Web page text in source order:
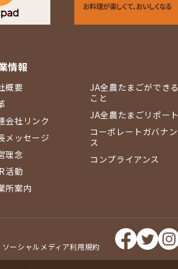
情報
概要
会社リンク
メッセージ
理念
活動
所案内
JA全農たまごができる
こと
JA全農たまごリポート
コーポレートガバナン
ス
コンプライアンス
ソーシャルメディア利用規約